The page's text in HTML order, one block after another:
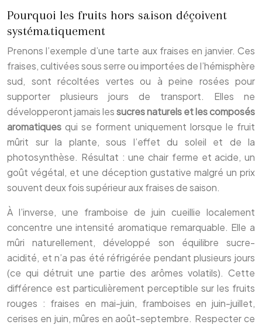
Pourquoi les fruits hors saison déçoivent
systématiquement
Prenons l’exemple d’une tarte aux fraises en janvier. Ces
fraises, cultivées sous serre ou importées de l’hémisphère
sud, sont récoltées vertes ou à peine rosées pour
supporter plusieurs jours de transport. Elles ne
développeront jamais lessucres naturels et les composés
aromatiques qui se forment uniquement lorsque le fruit
mûrit sur la plante, sous l’effet du soleil et de la
photosynthèse. Résultat : une chair ferme et acide, un
goût végétal, et une déception gustative malgré un prix
souvent deux fois supérieur aux fraises de saison.
À l’inverse, une framboise de juin cueillie localement
concentre une intensité aromatique remarquable. Elle a
mûri naturellement, développé son équilibre sucre-
acidité, et n’a pas été réfrigérée pendant plusieurs jours
(ce qui détruit une partie des arômes volatils). Cette
différence est particulièrement perceptible sur les fruits
rouges : fraises en mai-juin, framboises en juin-juillet,
cerises en juin, mûres en août-septembre. Respecter ce